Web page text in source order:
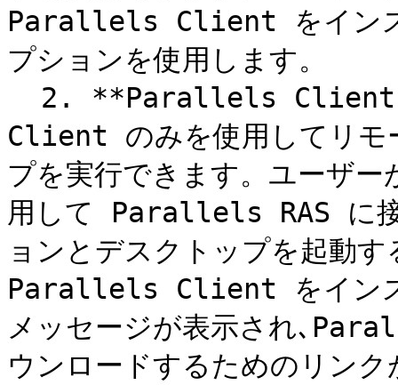
Parallels Client をインス
プションを使用します。
Client のみを使用してリモ
プを実行できます。ユー
用して Parallels RAS に接
ョンとデスクトップを起動
Parallels Client をインス
メッセージが表示され､
ウンロードするためのリン